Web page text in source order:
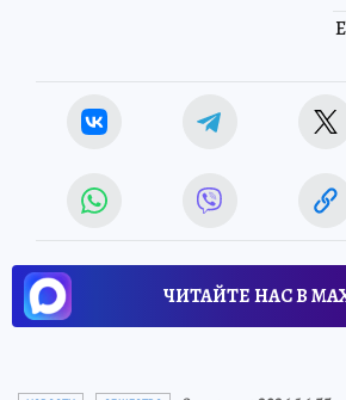
ЧИТАЙТЕ НАС В